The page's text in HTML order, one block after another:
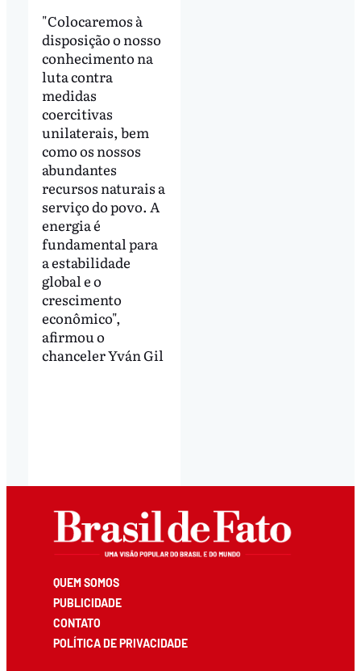
"Colocaremos à
disposição o nosso
conhecimento na
luta contra
medidas
coercitivas
unilaterais, bem
como os nossos
abundantes
recursos naturais a
serviço do povo. A
energia é
fundamental para
a estabilidade
global e o
crescimento
econômico",
afirmou o
chanceler Yván Gil
QUEM SOMOS
PUBLICIDADE
CONTATO
POLÍTICA DE PRIVACIDADE